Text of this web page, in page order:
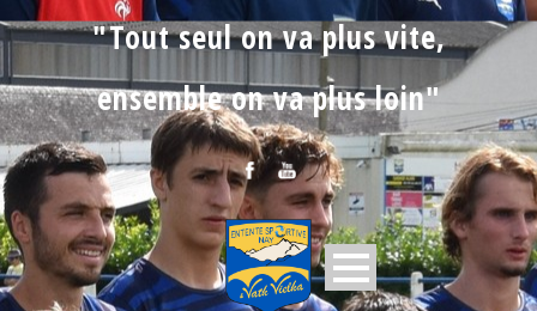
"Tout seul on va plus vite,
ensemble on va plus loin"